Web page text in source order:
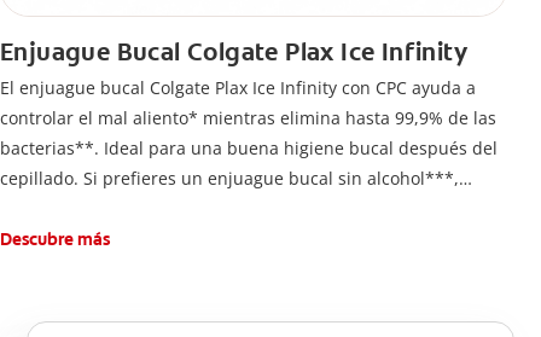
Enjuague Bucal Colgate Plax Ice Infinity
El enjuague bucal Colgate Plax Ice Infinity con CPC ayuda a
controlar el mal aliento* mientras elimina hasta 99,9% de las
bacterias**. Ideal para una buena higiene bucal después del
cepillado. Si prefieres un enjuague bucal sin alcohol***,
Descubre más